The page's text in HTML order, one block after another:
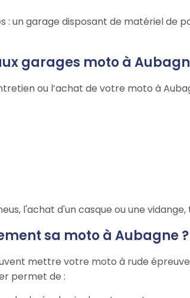
: un garage disposant de matériel
garages moto à
ou l’achat de votre moto à
l'achat d'un casque ou une
sa moto à Aubagne ?
mettre votre moto à rude
permet de :